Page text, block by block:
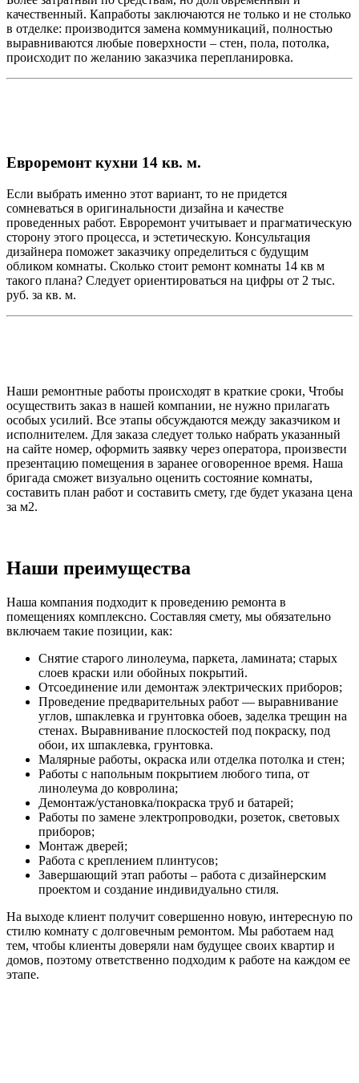
качественный. Капработы заключаются не только и не столько
в отделке: производится замена коммуникаций, полностью
выравниваются любые поверхности – стен, пола, потолка,
происходит по желанию заказчика перепланировка.
Евроремонт кухни 14 кв. м.
Если выбрать именно этот вариант, то не придется
сомневаться в оригинальности дизайна и качестве
проведенных работ. Евроремонт учитывает и прагматическую
сторону этого процесса, и эстетическую. Консультация
дизайнера поможет заказчику определиться с будущим
обликом комнаты. Сколько стоит ремонт комнаты 14 кв м
такого плана? Следует ориентироваться на цифры от 2 тыс.
руб. за кв. м.
Наши ремонтные работы происходят в краткие сроки, Чтобы
осуществить заказ в нашей компании, не нужно прилагать
особых усилий. Все этапы обсуждаются между заказчиком и
исполнителем. Для заказа следует только набрать указанный
на сайте номер, оформить заявку через оператора, произвести
презентацию помещения в заранее оговоренное время. Наша
бригада сможет визуально оценить состояние комнаты,
составить план работ и составить смету, где будет указана цена
за м2.
Наши преимущества
Наша компания подходит к проведению ремонта в
помещениях комплексно. Составляя смету, мы обязательно
включаем такие позиции, как:
Снятие старого линолеума, паркета, ламината; старых
слоев краски или обойных покрытий.
Отсоединение или демонтаж электрических приборов;
Проведение предварительных работ — выравнивание
углов, шпаклевка и грунтовка обоев, заделка трещин на
стенах. Выравнивание плоскостей под покраску, под
обои, их шпаклевка, грунтовка.
Малярные работы, окраска или отделка потолка и стен;
Работы с напольным покрытием любого типа, от
линолеума до ковролина;
Демонтаж/установка/покраска труб и батарей;
Работы по замене электропроводки, розеток, световых
приборов;
Монтаж дверей;
Работа с креплением плинтусов;
Завершающий этап работы – работа с дизайнерским
проектом и создание индивидуально стиля.
На выходе клиент получит совершенно новую, интересную по
стилю комнату с долговечным ремонтом. Мы работаем над
тем, чтобы клиенты доверяли нам будущее своих квартир и
домов, поэтому ответственно подходим к работе на каждом ее
этапе.